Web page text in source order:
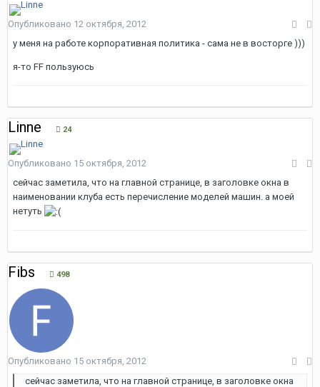
Опубликовано 12 октября, 2012
у меня на работе корпоративная политика - сама не в восторге )))
я-то FF пользуюсь
Linne 24
Опубликовано 15 октября, 2012
сейчас заметила, что на главной странице, в заголовке окна в
наименовании клуба есть перечисление моделей машин. а моей
нетуть
Fibs 498
Опубликовано 15 октября, 2012
сейчас заметила, что на главной странице, в заголовке окна